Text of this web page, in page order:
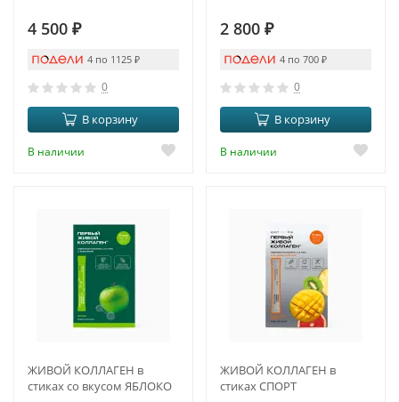
4 500 ₽
4 по 1125 ₽
0
В корзину
В наличии
2 800 ₽
4 по 700 ₽
0
В корзину
В наличии
ЖИВОЙ КОЛЛАГЕН в
стиках со вкусом ЯБЛОКО
ЖИВОЙ КОЛЛАГЕН в
стиках СПОРТ